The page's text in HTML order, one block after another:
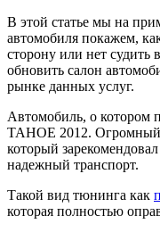
В этой статье мы на
автомобиля покажем,
сторону или нет судить
обновить салон
рынке данных услуг.
Автомобиль, о котором
TAHOE 2012.
который
надежный транспорт.
Такой вид тюнинга как
которая полностью